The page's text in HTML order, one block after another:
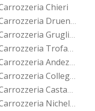
Chieri
Costi Nanotecnologia Carrozzeria Druento
Costi Nanotecnologia Carrozzeria Grugliasco
Costi Nanotecnologia Carrozzeria Trofarello
Costi Nanotecnologia Carrozzeria Andezeno
Costi Nanotecnologia Carrozzeria Collegno
Costi Nanotecnologia Carrozzeria Castagneto Po
Costi Nanotecnologia Carrozzeria Nichelino